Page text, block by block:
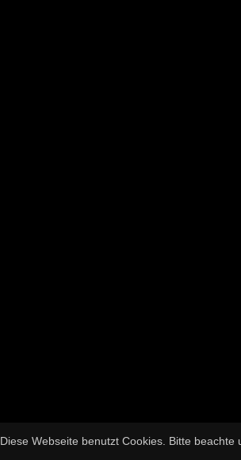
Diese Webseite benutzt Cookies. Bitte beachte